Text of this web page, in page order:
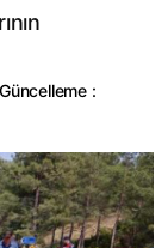
Güncelleme :